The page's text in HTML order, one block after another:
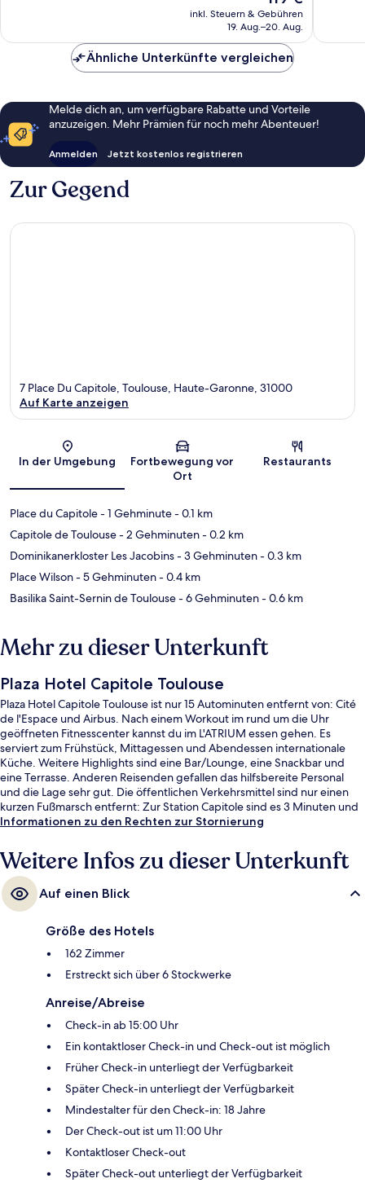
Preis
beträgt
inkl. Steuern & Gebühren
19. Aug.–20. Aug.
Ähnliche Unterkünfte vergleichen
Melde dich an, um verfügbare Rabatte und Vorteile
anzuzeigen. Mehr Prämien für noch mehr Abenteuer!
Anmelden Jetzt kostenlos registrieren
Zur Gegend
Karte
7 Place Du Capitole, Toulouse, Haute-Garonne, 31000
Auf Karte anzeigen
In der Umgebung
Fortbewegung vor
Ort
Restaurants
Place du Capitole- 1 Gehminute- 0.1 km
Capitole de Toulouse- 2 Gehminuten- 0.2 km
Dominikanerkloster Les Jacobins- 3 Gehminuten- 0.3 km
Place Wilson- 5 Gehminuten- 0.4 km
Basilika Saint-Sernin de Toulouse- 6 Gehminuten- 0.6 km
Mehr zu dieser Unterkunft
Plaza Hotel Capitole Toulouse
Plaza Hotel Capitole Toulouse ist nur 15 Autominuten entfernt von: Cité
de l'Espace und Airbus. Nach einem Workout im rund um die Uhr
geöffneten Fitnesscenter kannst du im L'ATRIUM essen gehen. Es
serviert zum Frühstück, Mittagessen und Abendessen internationale
Küche. Weitere Highlights sind eine Bar/Lounge, eine Snackbar und
eine Terrasse. Anderen Reisenden gefallen das hilfsbereite Personal
und die Lage sehr gut. Die öffentlichen Verkehrsmittel sind nur einen
kurzen Fußmarsch entfernt: Zur Station Capitole sind es 3 Minuten und
zur Station Esquirol 6 Minuten.
Informationen zu den Rechten zur Stornierung
Weitere Infos zu dieser Unterkunft
Auf einen Blick
Größe des Hotels
162 Zimmer
Erstreckt sich über 6 Stockwerke
Anreise/Abreise
Check-in ab 15:00 Uhr
Ein kontaktloser Check-in und Check-out ist möglich
Früher Check-in unterliegt der Verfügbarkeit
Später Check-in unterliegt der Verfügbarkeit
Mindestalter für den Check-in: 18 Jahre
Der Check-out ist um 11:00 Uhr
Kontaktloser Check-out
Später Check-out unterliegt der Verfügbarkeit